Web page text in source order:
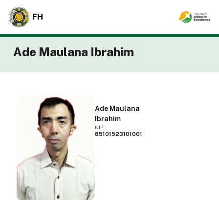
FH
Ade Maulana Ibrahim
Ade Maulana
Ibrahim
NIP
85101523101001